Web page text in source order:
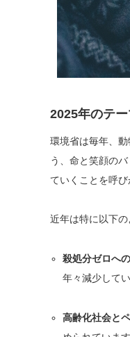
2025年のテ
環境省は毎年、
う、命と笑顔の
ていくことを呼び
近年は特に以下の
殺処分ゼロへ
年々減少して
高齢化社会と